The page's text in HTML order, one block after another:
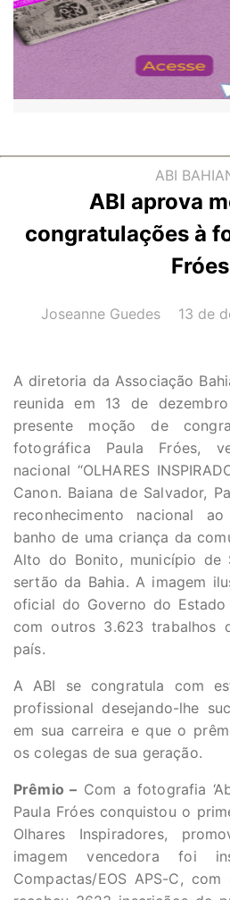
ABI
ABI aprova
congratulações à
Fróes
AUTOR(A):
Joseanne Guedes DATA:
13 de
A diretoria da Associação
reunida em 13 de
presente moção de
fotográfica Paula Fróes,
nacional “OLHARES
Canon. Baiana de Salvador,
reconhecimento nacional
banho de uma criança da
Alto do Bonito, município de
sertão da Bahia. A imagem
oficial do Governo do
com outros 3.623 trabalhos
país.
A ABI se congratula com
profissional desejando-lhe
em sua carreira e que o
os colegas de sua geração.
Prêmio – Com a fotografia
Paula Fróes conquistou o
Olhares Inspiradores,
imagem vencedora foi
Compactas/EOS APS-C,